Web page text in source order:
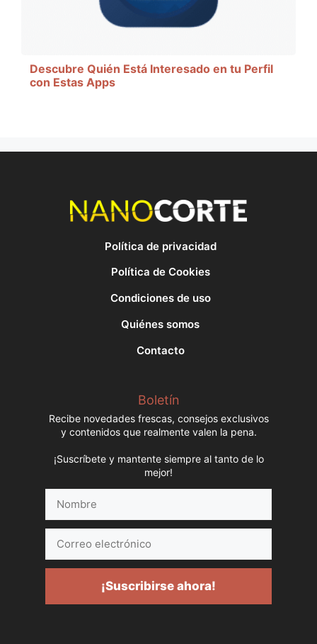
Descubre Quién Está Interesado en tu Perfil
con Estas Apps
Política de privacidad
Política de Cookies
Condiciones de uso
Quiénes somos
Contacto
Boletín
Recibe novedades frescas, consejos exclusivos
y contenidos que realmente valen la pena.
¡Suscríbete y mantente siempre al tanto de lo
mejor!
electrónico
¡Suscribirse ahora!